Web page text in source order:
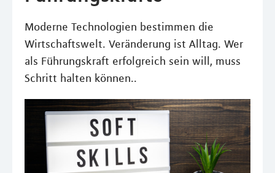
Moderne Technologien bestimmen die
Wirtschaftswelt. Veränderung ist Alltag. Wer
als Führungskraft erfolgreich sein will, muss
Schritt halten können..